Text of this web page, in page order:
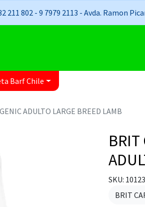
211 802 - 9 7979 2113 - Avda. Ramon
Barf Chile
ADULTO LARGE BREED LAMB
BRIT
SKU:
BRIT